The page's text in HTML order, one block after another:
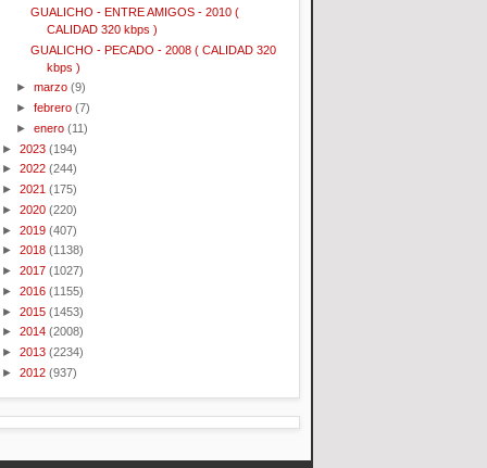
GUALICHO - ENTRE AMIGOS - 2010 (
CALIDAD 320 kbps )
GUALICHO - PECADO - 2008 ( CALIDAD 320
kbps )
►marzo (9)
►febrero (7)
►enero (11)
► 2023 (194)
► 2022 (244)
► 2021 (175)
► 2020 (220)
► 2019 (407)
► 2018 (1138)
► 2017 (1027)
► 2016 (1155)
► 2015 (1453)
► 2014 (2008)
► 2013 (2234)
► 2012 (937)